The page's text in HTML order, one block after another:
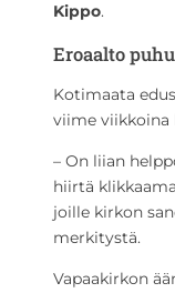
Kippo.
Eroaalto
Kotimaata
viime viikkoina
– On liian
hiirtä
joille kirkon
merkitystä.
Vapaakirkon